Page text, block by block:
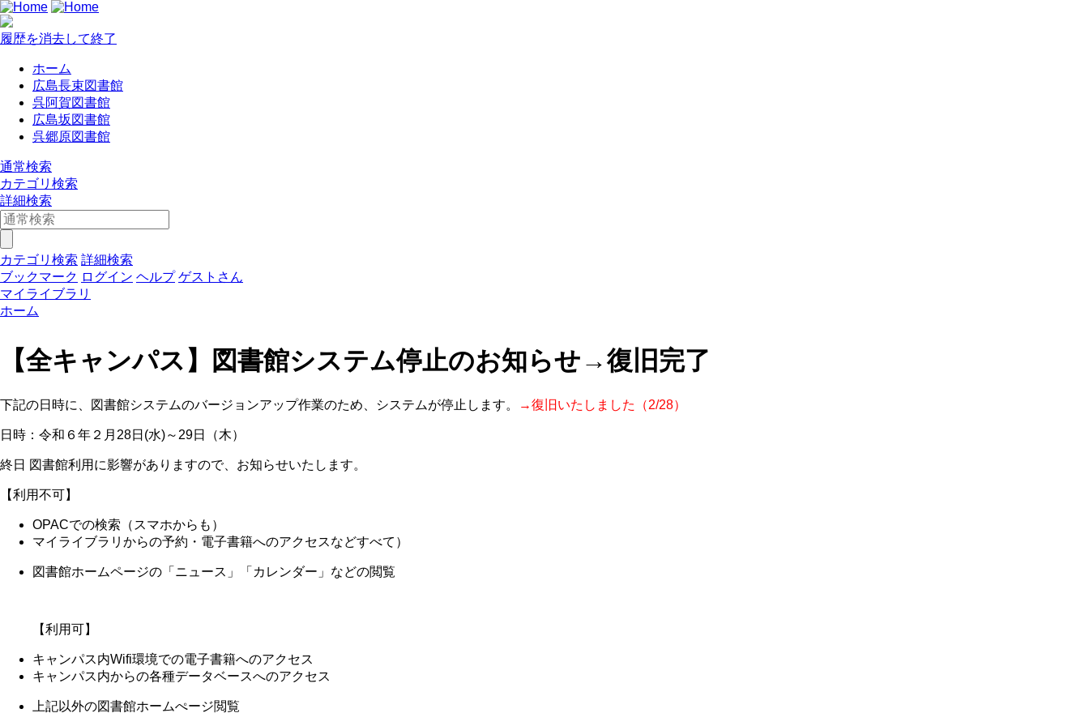
履歴を消去して終了
ホーム
広島長束図書館
呉阿賀図書館
広島坂図書館
呉郷原図書館
通常検索
カテゴリ検索
詳細検索
カテゴリ検索 詳細検索
ブックマーク ログイン ヘルプ ゲストさん
マイライブラリ
ホーム
【全キャンパス】図書館システム停止のお知らせ→復旧完了
下記の日時に、図書館システムのバージョンアップ作業のため、システムが停止します。 →復旧いたしました（2/28）
日時：令和６年２月28日(水)～29日（木）
終日 図書館利用に影響がありますので、お知らせいたします。
【利用不可】
OPACでの検索（スマホからも）
マイライブラリからの予約・電子書籍へのアクセスなどすべて）
図書館ホームページの「ニュース」「カレンダー」などの閲覧
【利用可】
キャンパス内Wifi環境での電子書籍へのアクセス
キャンパス内からの各種データベースへのアクセス
上記以外の図書館ホームぺージ閲覧